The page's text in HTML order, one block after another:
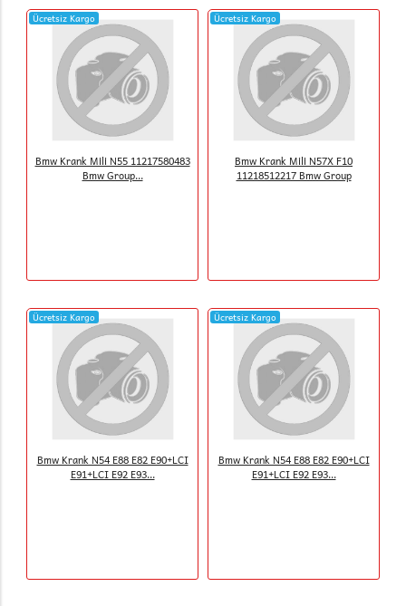
Ücretsiz Kargo
Bmw Krank Mili N55 11217580483
Bmw Group...
Ücretsiz Kargo
Bmw Krank Mili N57X F10
11218512217 Bmw Group
Ücretsiz Kargo
Bmw Krank N54 E88 E82 E90+LCI
E91+LCI E92 E93...
Ücretsiz Kargo
Bmw Krank N54 E88 E82 E90+LCI
E91+LCI E92 E93...